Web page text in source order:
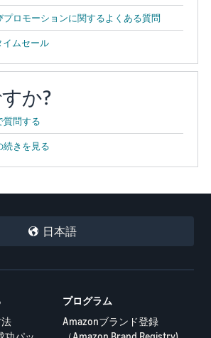
プロモーションに関するよくある質問
イムセール
か?
質問する
続きを見る
日本語
プログラム
Amazonブランド登録